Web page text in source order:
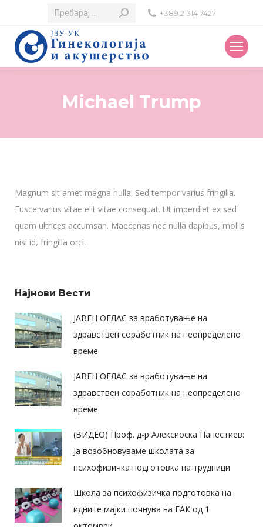
Search:
+389 2 314 7427
Michael Trump
Magnum sit amet magna nulla. Sed tempor varius fringilla.
Fusce varius vitae elit vitae consequat. Ut imperdiet ex sed
quam ultrices accumsan. Maecenas nec nulla dapibus, mollis
nisi id, fringilla orci.
Најнови Вести
ЈАВЕН ОГЛАС за вработување на
здравствен соработник на неопределено
време
ЈАВЕН ОГЛАС за вработување на
здравствен соработник на неопределено
време
(ВИДЕО) Проф. д-р Алексиоска Папестиев:
Ја возобновуваме школата за
психофизичка подготовка на трудници
Школа за психофизичка подготовка на
идните мајки почнува на ГАК од 1